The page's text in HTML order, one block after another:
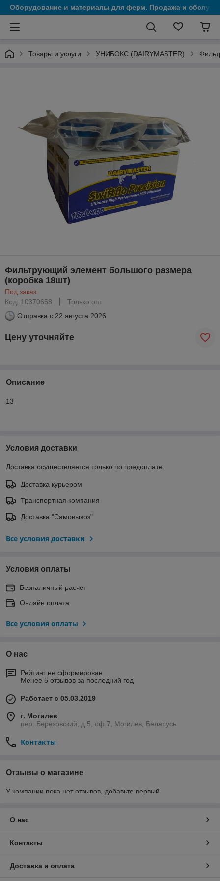
Оборудование и материалы для ферм. Продажа и
Товары и услуги УНИБОКС (DAIRYMASTER)
Фильтрующий элемент большого размера
(коробка 18шт)
Под заказ
Код: 10370658
Только опт
Отправка с 22 августа 2026
Цену уточняйте
Описание
13
Условия доставки
Доставка осуществляется только по предоплате.
Доставка курьером
Транспортная компания
Доставка "Самовывоз"
Все условия доставки
Условия оплаты
Безналичный расчет
Онлайн оплата
Все условия оплаты
О нас
Рейтинг не сформирован
Менее 5 отзывов за последний год
Работает с 05.03.2019
г. Могилев
пер. Березовский, д.5, оф.7, Могилев, Беларусь
Контакты
Отзывы о магазине
У компании пока нет отзывов, добавьте первый
О нас
Контакты
Доставка и оплата